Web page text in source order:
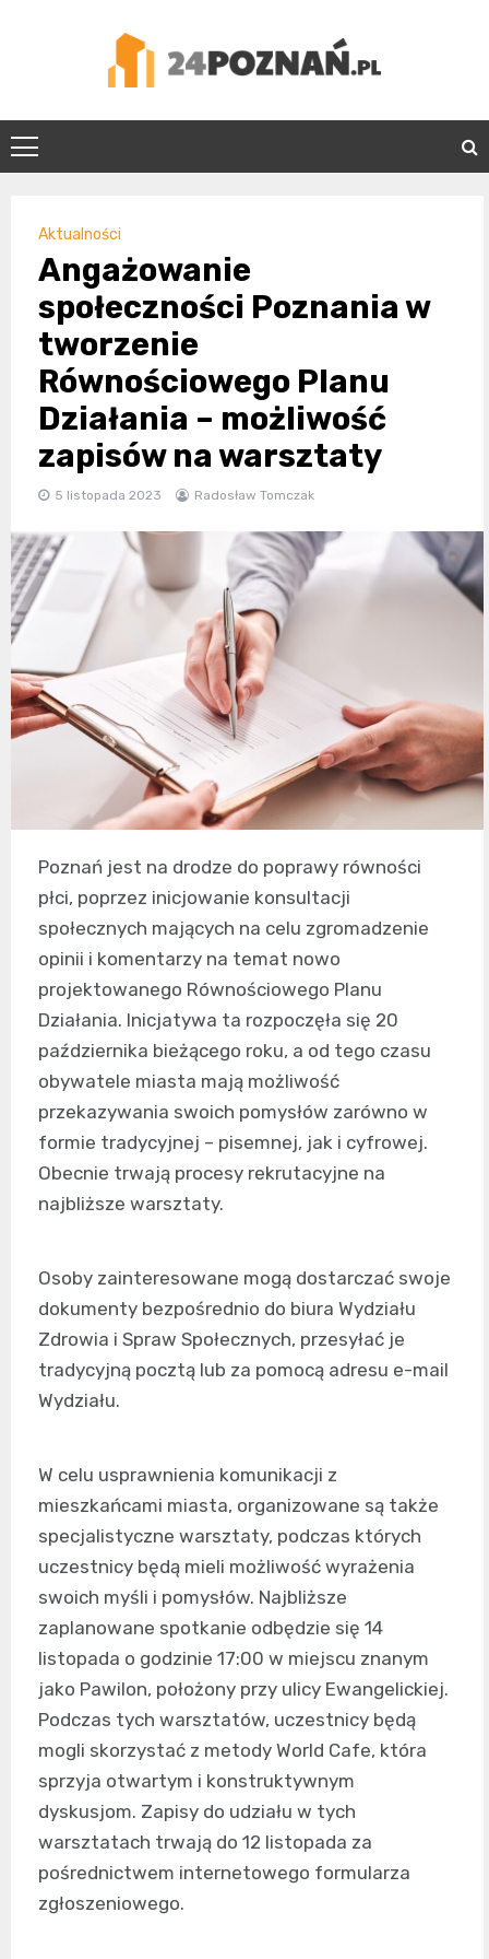
24Poznań.pl
Aktualności
Angażowanie
społeczności Poznania w
tworzenie
Równościowego Planu
Działania – możliwość
zapisów na warsztaty
5 listopada 2023 Radosław Tomczak
Poznań jest na drodze do poprawy równości
płci, poprzez inicjowanie konsultacji
społecznych mających na celu zgromadzenie
opinii i komentarzy na temat nowo
projektowanego Równościowego Planu
Działania. Inicjatywa ta rozpoczęła się 20
października bieżącego roku, a od tego czasu
obywatele miasta mają możliwość
przekazywania swoich pomysłów zarówno w
formie tradycyjnej – pisemnej, jak i cyfrowej.
Obecnie trwają procesy rekrutacyjne na
najbliższe warsztaty.
Osoby zainteresowane mogą dostarczać swoje
dokumenty bezpośrednio do biura Wydziału
Zdrowia i Spraw Społecznych, przesyłać je
tradycyjną pocztą lub za pomocą adresu e-mail
Wydziału.
W celu usprawnienia komunikacji z
mieszkańcami miasta, organizowane są także
specjalistyczne warsztaty, podczas których
uczestnicy będą mieli możliwość wyrażenia
swoich myśli i pomysłów. Najbliższe
zaplanowane spotkanie odbędzie się 14
listopada o godzinie 17:00 w miejscu znanym
jako Pawilon, położony przy ulicy Ewangelickiej.
Podczas tych warsztatów, uczestnicy będą
mogli skorzystać z metody World Cafe, która
sprzyja otwartym i konstruktywnym
dyskusjom. Zapisy do udziału w tych
warsztatach trwają do 12 listopada za
pośrednictwem internetowego formularza
zgłoszeniowego.